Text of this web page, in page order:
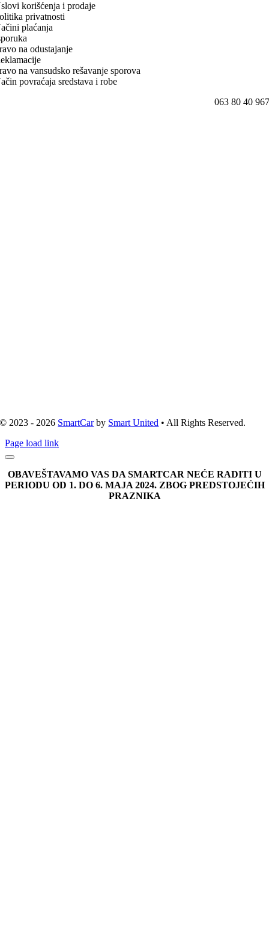
korišćenja i prodaje
privatnosti
plaćanja
na odustajanje
na vansudsko rešavanje sporova
povraćaja sredstava i robe
063 80 40 967
© 2023 - 2026 SmartCarby Smart United • All Rights Reserved.
Page load link
OBAVEŠTAVAMO VAS DA SMARTCAR NEĆE RADITI U
PERIODU OD 1. DO 6. MAJA 2024. ZBOG PREDSTOJEĆIH
PRAZNIKA